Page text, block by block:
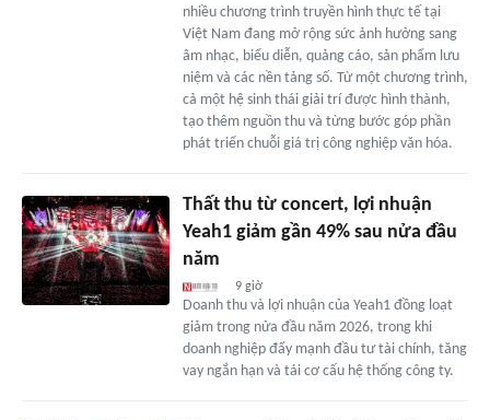
nhiều chương trình truyền hình thực tế tại
Việt Nam đang mở rộng sức ảnh hưởng sang
âm nhạc, biểu diễn, quảng cáo, sản phẩm lưu
niệm và các nền tảng số. Từ một chương trình,
cả một hệ sinh thái giải trí được hình thành,
tạo thêm nguồn thu và từng bước góp phần
phát triển chuỗi giá trị công nghiệp văn hóa.
Thất thu từ concert, lợi nhuận
Yeah1 giảm gần 49% sau nửa đầu
năm
9 giờ
Doanh thu và lợi nhuận của Yeah1 đồng loạt
giảm trong nửa đầu năm 2026, trong khi
doanh nghiệp đẩy mạnh đầu tư tài chính, tăng
vay ngắn hạn và tái cơ cấu hệ thống công ty.